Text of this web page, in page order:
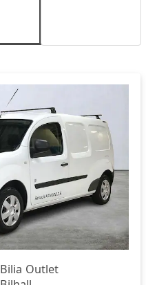
Pris
Pris fallande
Bilia Outlet